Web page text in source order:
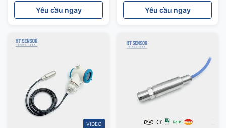
20mA
Yêu cầu ngay
chìm
Yêu cầu ngay
VIDEO